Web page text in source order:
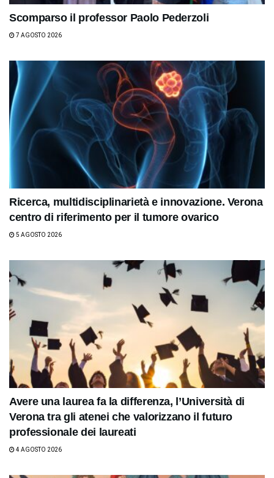
Scomparso il professor Paolo Pederzoli
7 AGOSTO 2026
Ricerca, multidisciplinarietà e innovazione. Verona
centro di riferimento per il tumore ovarico
5 AGOSTO 2026
Avere una laurea fa la differenza, l’Università di
Verona tra gli atenei che valorizzano il futuro
professionale dei laureati
4 AGOSTO 2026